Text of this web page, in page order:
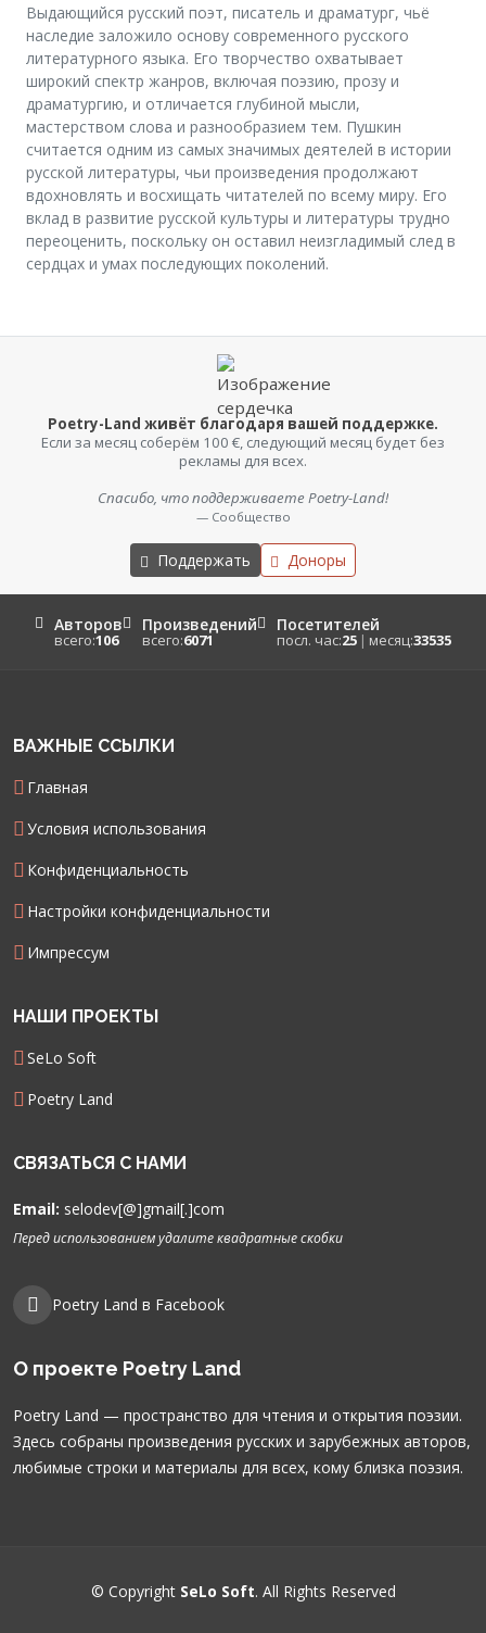
Выдающийся русский поэт, писатель и драматург, чьё
наследие заложило основу современного русского
литературного языка. Его творчество охватывает
широкий спектр жанров, включая поэзию, прозу и
драматургию, и отличается глубиной мысли,
мастерством слова и разнообразием тем. Пушкин
считается одним из самых значимых деятелей в истории
русской литературы, чьи произведения продолжают
вдохновлять и восхищать читателей по всему миру. Его
вклад в развитие русской культуры и литературы трудно
переоценить, поскольку он оставил неизгладимый след в
сердцах и умах последующих поколений.
Poetry-Land живёт благодаря вашей поддержке.
Если за месяц соберём 100 €, следующий месяц будет без
рекламы для всех.
Спасибо, что поддерживаете Poetry-Land!
— Сообщество
Поддержать Доноры
Авторов
всего:106
Произведений
всего:6071
Посетителей
посл. час:25 | месяц:33535
ВАЖНЫЕ ССЫЛКИ
Главная
Условия использования
Конфиденциальность
Настройки конфиденциальности
Импрессум
НАШИ ПРОЕКТЫ
SeLo Soft
Poetry Land
СВЯЗАТЬСЯ С НАМИ
Email: selodev[@]gmail[.]com
Перед использованием удалите квадратные скобки
Poetry Land в Facebook
О проекте Poetry Land
Poetry Land — пространство для чтения и открытия поэзии.
Здесь собраны произведения русских и зарубежных авторов,
любимые строки и материалы для всех, кому близка поэзия.
© Copyright SeLo Soft. All Rights Reserved